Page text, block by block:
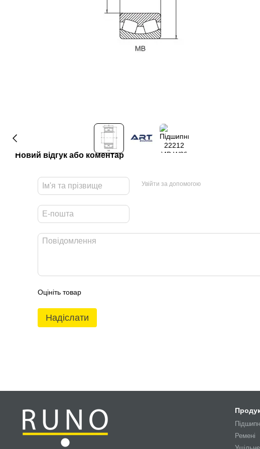
Новий відгук або коментар
Увійти за допомогою
Оцініть товар
Надіслати
Ремені